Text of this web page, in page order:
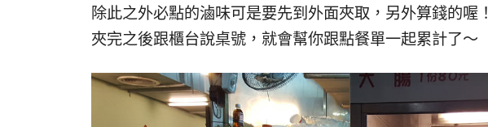
除此之外必點的滷味可是要先到外面夾取，另外算錢的喔！
夾完之後跟櫃台說桌號，就會幫你跟點餐單一起累計了～